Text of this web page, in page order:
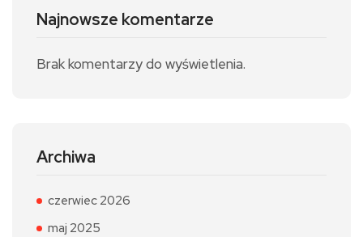
Najnowsze komentarze
Brak komentarzy do wyświetlenia.
Archiwa
czerwiec 2026
maj 2025